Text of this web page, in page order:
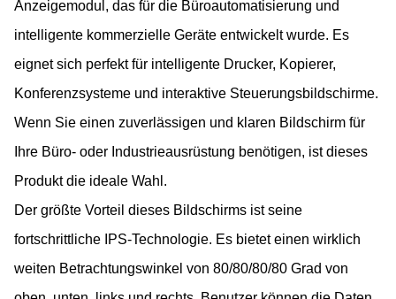
Anzeigemodul, das für die Büroautomatisierung und
intelligente kommerzielle Geräte entwickelt wurde. Es
eignet sich perfekt für intelligente Drucker, Kopierer,
Konferenzsysteme und interaktive Steuerungsbildschirme.
Wenn Sie einen zuverlässigen und klaren Bildschirm für
Ihre Büro- oder Industrieausrüstung benötigen, ist dieses
Produkt die ideale Wahl.
Der größte Vorteil dieses Bildschirms ist seine
fortschrittliche IPS-Technologie. Es bietet einen wirklich
weiten Betrachtungswinkel von 80/80/80/80 Grad von